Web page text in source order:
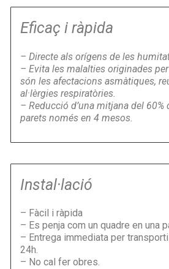
Eficaç i ràpida
– Directe als orígens de les
– Evita les malalties originades
són les afectacions asmàtiques,
al·lèrgies respiratòries.
– Reducció d’una mitjana del
parets només en 4 mesos.
Instal·lació
– Fàcil i ràpida
– Es penja com un quadre en una
– Entrega immediata per
24h.
– No cal fer obres.